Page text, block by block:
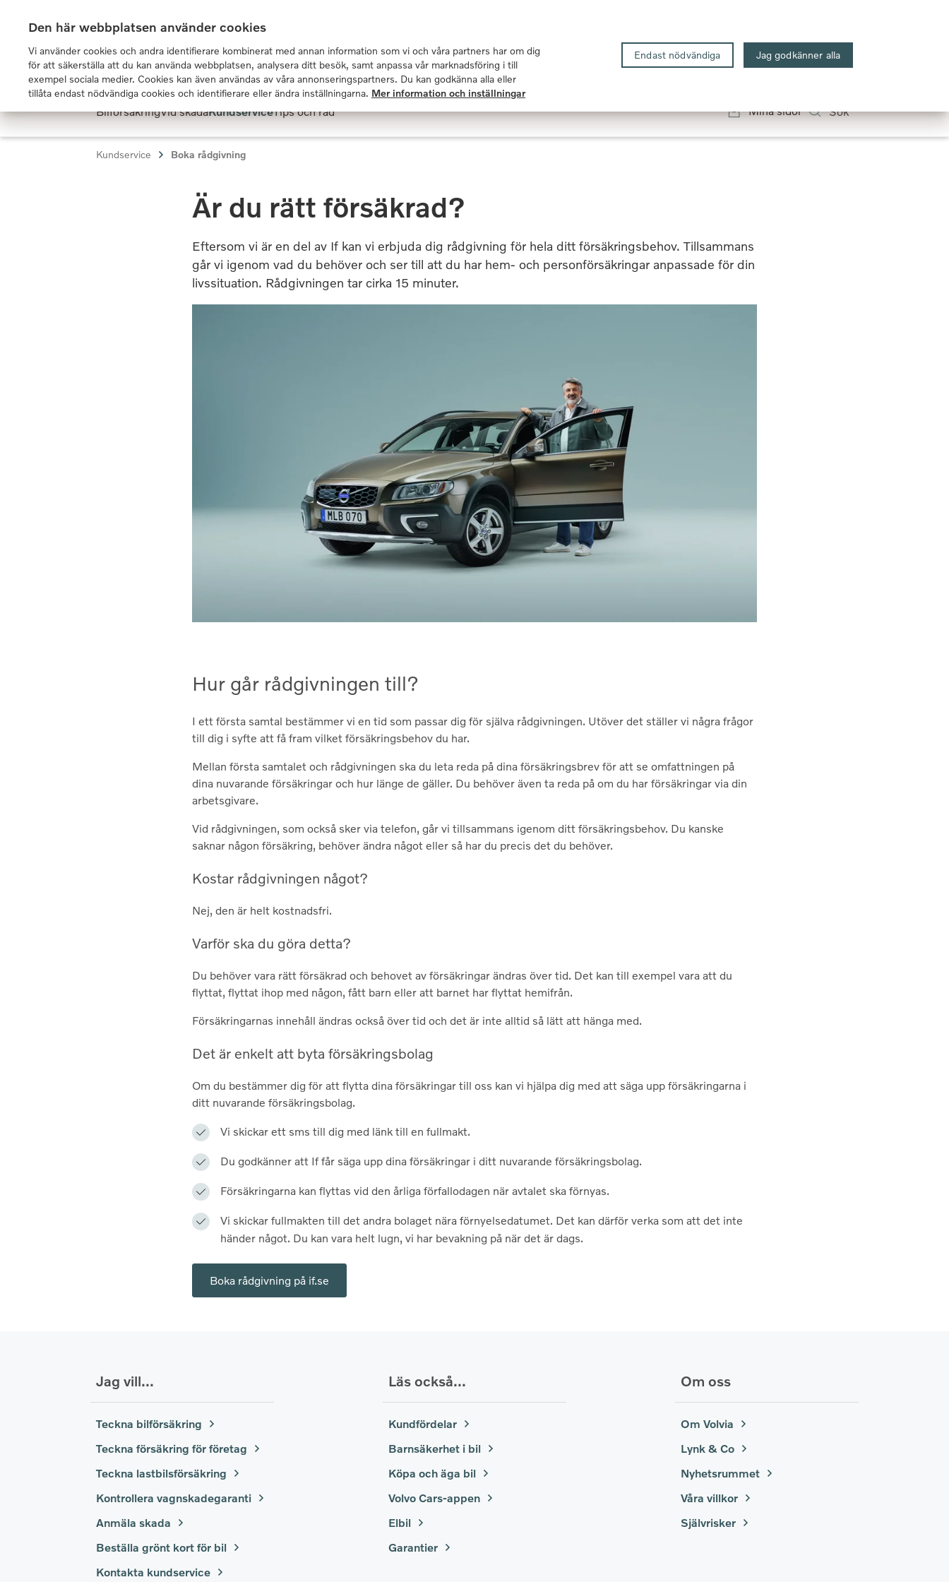
Företag Lastbilar Anläggningsmaskiner
BilförsäkringVid skadaKundserviceTips och råd Mina sidor Sök
Kundservice Boka rådgivning
Är du rätt försäkrad?
Eftersom vi är en del av If kan vi erbjuda dig rådgivning för hela ditt försäkringsbehov. Tillsammans
går vi igenom vad du behöver och ser till att du har hem- och personförsäkringar anpassade för din
livssituation. Rådgivningen tar cirka 15 minuter.
Hur går rådgivningen till?
I ett första samtal bestämmer vi en tid som passar dig för själva rådgivningen. Utöver det ställer vi några frågor
till dig i syfte att få fram vilket försäkringsbehov du har.
Mellan första samtalet och rådgivningen ska du leta reda på dina försäkringsbrev för att se omfattningen på
dina nuvarande försäkringar och hur länge de gäller. Du behöver även ta reda på om du har försäkringar via din
arbetsgivare.
Vid rådgivningen, som också sker via telefon, går vi tillsammans igenom ditt försäkringsbehov. Du kanske
saknar någon försäkring, behöver ändra något eller så har du precis det du behöver.
Kostar rådgivningen något?
Nej, den är helt kostnadsfri.
Varför ska du göra detta?
Du behöver vara rätt försäkrad och behovet av försäkringar ändras över tid. Det kan till exempel vara att du
flyttat, flyttat ihop med någon, fått barn eller att barnet har flyttat hemifrån.
Försäkringarnas innehåll ändras också över tid och det är inte alltid så lätt att hänga med.
Det är enkelt att byta försäkrings­bolag
Om du bestämmer dig för att flytta dina försäkringar till oss kan vi hjälpa dig med att säga upp försäkringarna i
ditt nuvarande försäkringsbolag.
Vi skickar ett sms till dig med länk till en fullmakt.
Du godkänner att If får säga upp dina försäkringar i ditt nuvarande försäkringsbolag.
Försäkringarna kan flyttas vid den årliga förfallodagen när avtalet ska förnyas.
Vi skickar fullmakten till det andra bolaget nära förnyelsedatumet. Det kan därför verka som att det inte
händer något. Du kan vara helt lugn, vi har bevakning på när det är dags.
Boka rådgivning på if.se
Jag vill...
Teckna bilförsäkring
Teckna försäkring för företag
Teckna lastbilsförsäkring
Kontrollera vagnskadegaranti
Anmäla skada
Beställa grönt kort för bil
Kontakta kundservice
Läs också...
Kundfördelar
Barnsäkerhet i bil
Köpa och äga bil
Volvo Cars-appen
Elbil
Garantier
Om oss
Om Volvia
Lynk & Co
Nyhetsrummet
Våra villkor
Självrisker
Den här webbplatsen använder cookies
Vi använder cookies och andra identifierare kombinerat med annan information som vi och våra partners har om dig
för att säkerställa att du kan använda webbplatsen, analysera ditt besök, samt anpassa vår marknadsföring i till
exempel sociala medier. Cookies kan även användas av våra annonseringspartners. Du kan godkänna alla eller
tillåta endast nödvändiga cookies och identifierare eller ändra inställningarna. Mer information och inställningar
Endast nödvändiga Jag godkänner alla